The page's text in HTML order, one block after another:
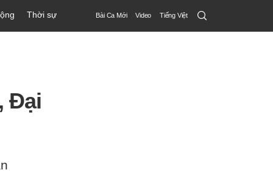
Thời sự Bài Ca Mới Video Tiếng Việt Search
Submit
Đại